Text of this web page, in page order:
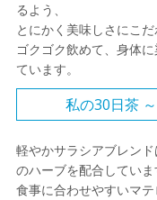
るよう、
とにかく美味しさにこだ
ゴクゴク飲めて、身体
ています。
私の30日茶
軽やかサラシアブレン
のハーブを配合していま
食事に合わせやすいマ